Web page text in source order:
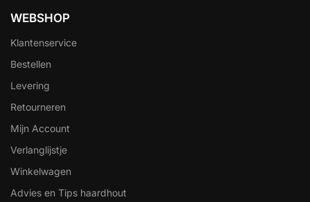
WEBSHOP
Klantenservice
Bestellen
Levering
Retourneren
Mijn Account
Verlanglijstje
Winkelwagen
Advies en Tips haardhout